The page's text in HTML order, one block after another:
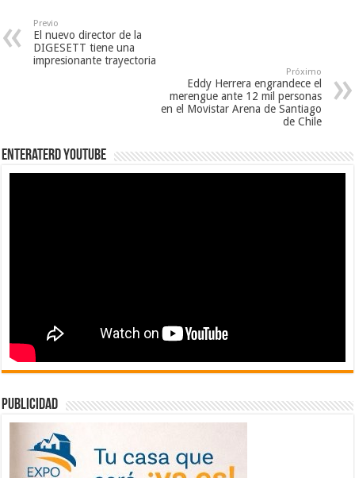
Previo
El nuevo director de la
DIGESETT tiene una
impresionante trayectoria
Próximo
Eddy Herrera engrandece el
merengue ante 12 mil personas
en el Movistar Arena de Santiago
de Chile
EnterateRD YOUTUBE
publicidad